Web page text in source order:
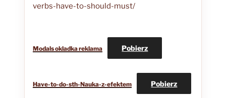
verbs-have-to-should-must/
Modals okladka reklama Pobierz
Have-to-do-sth-Nauka-z-efektem Pobierz